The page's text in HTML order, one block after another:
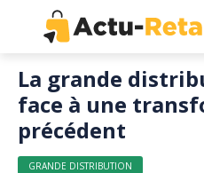
La grande
face à une
précédent
GRANDE DISTRIBUTION